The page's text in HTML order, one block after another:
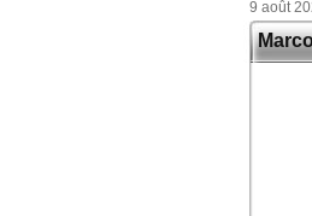
9 août